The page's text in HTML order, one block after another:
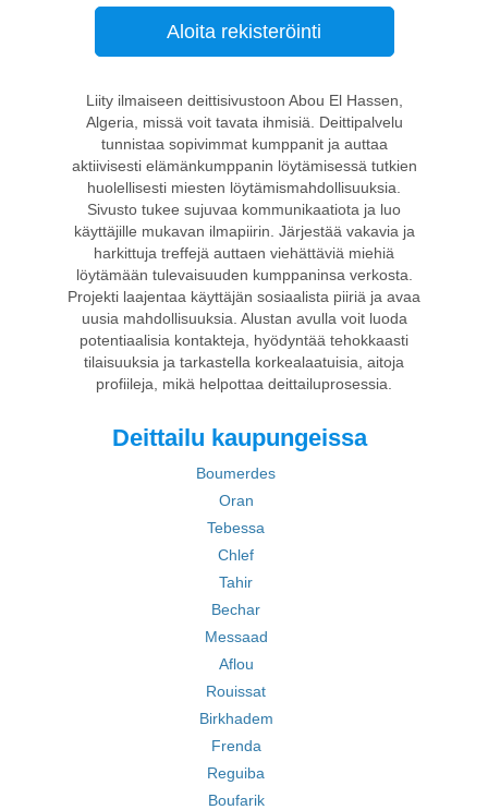
Aloita rekisteröinti
Liity ilmaiseen deittisivustoon Abou El Hassen,
Algeria, missä voit tavata ihmisiä. Deittipalvelu
tunnistaa sopivimmat kumppanit ja auttaa
aktiivisesti elämänkumppanin löytämisessä tutkien
huolellisesti miesten löytämismahdollisuuksia.
Sivusto tukee sujuvaa kommunikaatiota ja luo
käyttäjille mukavan ilmapiirin. Järjestää vakavia ja
harkittuja treffejä auttaen viehättäviä miehiä
löytämään tulevaisuuden kumppaninsa verkosta.
Projekti laajentaa käyttäjän sosiaalista piiriä ja avaa
uusia mahdollisuuksia. Alustan avulla voit luoda
potentiaalisia kontakteja, hyödyntää tehokkaasti
tilaisuuksia ja tarkastella korkealaatuisia, aitoja
profiileja, mikä helpottaa deittailuprosessia.
Deittailu kaupungeissa
Boumerdes
Oran
Tebessa
Chlef
Tahir
Bechar
Messaad
Aflou
Rouissat
Birkhadem
Frenda
Reguiba
Boufarik